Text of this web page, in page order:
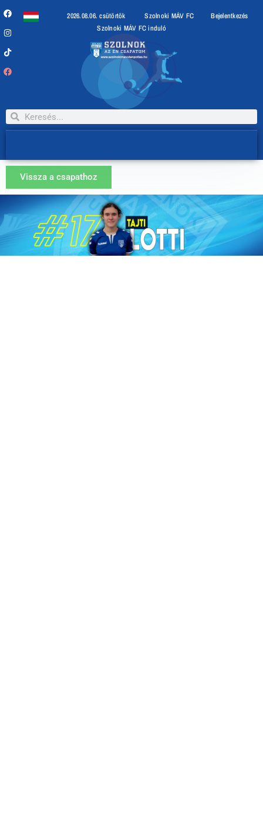
2026.08.06. csütörtök Szolnoki MÁV FC
Bejelentkezés
Szolnoki MÁV FC induló
Vissza a csapathoz